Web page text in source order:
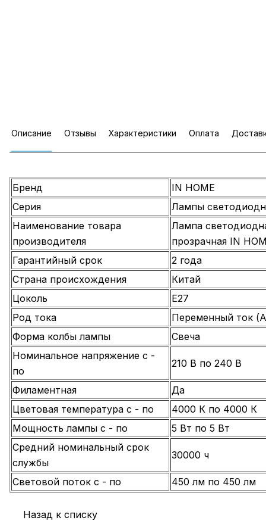
Описание Отзывы Характеристики Оплата
Бренд
IN HOME
Серия
Лампы
Наименование товара
производителя
Лампа
прозрачная IN
Гарантийный срок
2 года
Страна происхождения
Китай
Цоколь
E27
Род тока
Переменный ток
Форма колбы лампы
Свеча
Номинальное напряжение с -
по
210 В по 240 В
Филаментная
Да
Цветовая температура с - по
4000 К по 4000 К
Мощность лампы с - по
5 Вт по 5 Вт
Средний номинальный срок
службы
30000 ч
Световой поток с - по 450 лм по 450 лм
Назад к списку